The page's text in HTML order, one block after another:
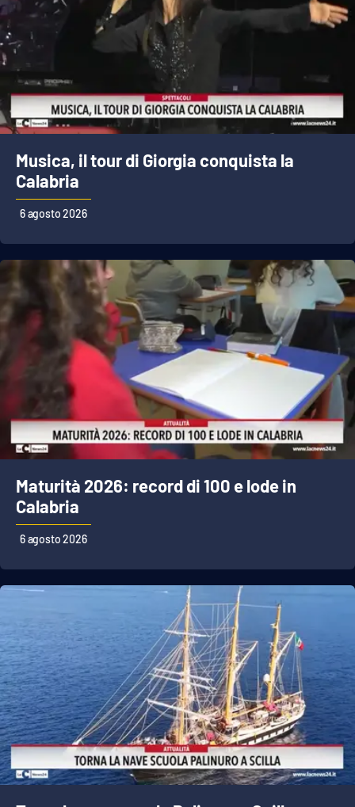
Musica, il tour di Giorgia conquista la
Calabria
6 agosto 2026
Maturità 2026: record di 100 e lode in
Calabria
6 agosto 2026